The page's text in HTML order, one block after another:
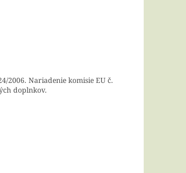
2006. Nariadenie komisie EU č.
doplnkov.